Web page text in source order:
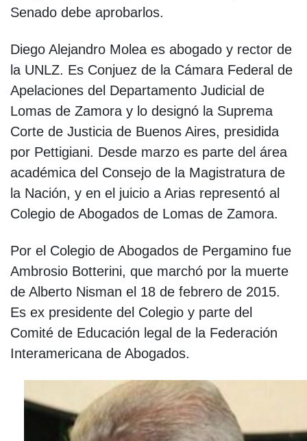
Senado debe aprobarlos.
Diego Alejandro Molea es abogado y rector de
la UNLZ. Es Conjuez de la Cámara Federal de
Apelaciones del Departamento Judicial de
Lomas de Zamora y lo designó la Suprema
Corte de Justicia de Buenos Aires, presidida
por Pettigiani. Desde marzo es parte del área
académica del Consejo de la Magistratura de
la Nación, y en el juicio a Arias representó al
Colegio de Abogados de Lomas de Zamora.
Por el Colegio de Abogados de Pergamino fue
Ambrosio Botterini, que marchó por la muerte
de Alberto Nisman el 18 de febrero de 2015.
Es ex presidente del Colegio y parte del
Comité de Educación legal de la Federación
Interamericana de Abogados.